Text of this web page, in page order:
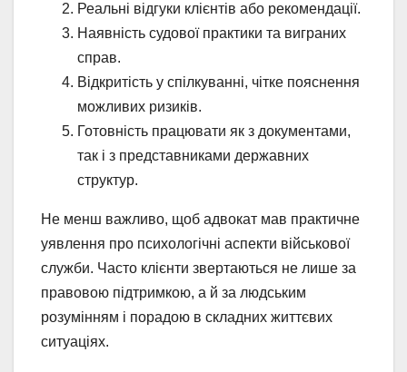
Реальні відгуки клієнтів або рекомендації.
Наявність судової практики та виграних
справ.
Відкритість у спілкуванні, чітке пояснення
можливих ризиків.
Готовність працювати як з документами,
так і з представниками державних
структур.
Не менш важливо, щоб адвокат мав практичне
уявлення про психологічні аспекти військової
служби. Часто клієнти звертаються не лише за
правовою підтримкою, а й за людським
розумінням і порадою в складних життєвих
ситуаціях.